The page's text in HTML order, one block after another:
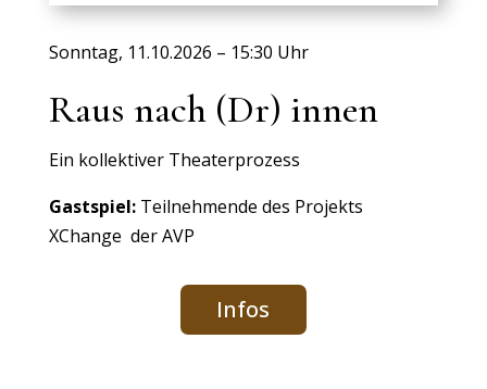
Sonntag, 11.10.2026 – 15:30 Uhr
Raus nach (Dr) innen
Ein kollektiver Theaterprozess
Gastspiel: Teilnehmende des Projekts
XChange der AVP
Infos